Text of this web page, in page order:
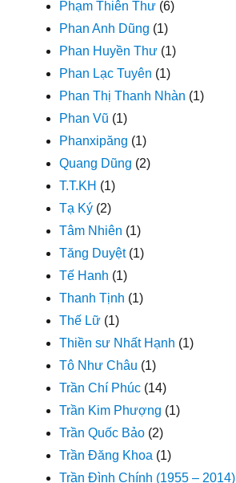
Phạm Thiên Thư (6)
Phan Anh Dũng (1)
Phan Huyền Thư (1)
Phan Lạc Tuyên (1)
Phan Thị Thanh Nhàn (1)
Phan Vũ (1)
Phanxipăng (1)
Quang Dũng (2)
T.T.KH (1)
Tạ Ký (2)
Tâm Nhiên (1)
Tăng Duyệt(1)
Tế Hanh (1)
Thanh Tịnh (1)
Thế Lữ (1)
Thiền sư Nhất Hạnh (1)
Tô Như Châu (1)
Trần Chí Phúc (14)
Trần Kim Phượng (1)
Trần Quốc Bảo (2)
Trần Đăng Khoa (1)
Trần Đình Chính (1955 – 2014)